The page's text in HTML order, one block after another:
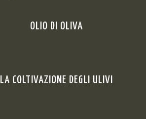
OLIO DI OLIVA
LA COLTIVAZIONE DEGLI ULIVI